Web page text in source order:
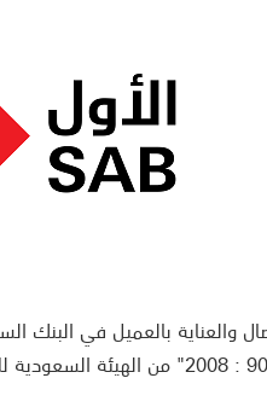
والعناية بالعميل في